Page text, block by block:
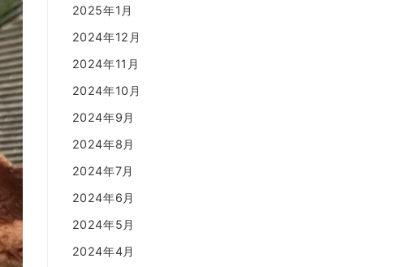
2025年1月
2024年12月
2024年11月
2024年10月
2024年9月
2024年8月
2024年7月
2024年6月
2024年5月
2024年4月